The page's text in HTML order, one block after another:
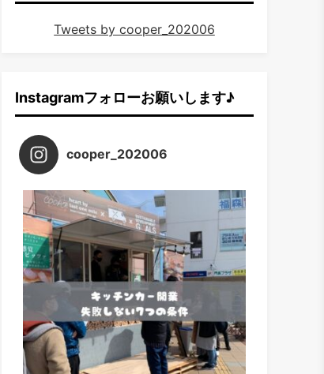
Tweets by cooper_202006
Instagramフォローお願いします♪
cooper_202006